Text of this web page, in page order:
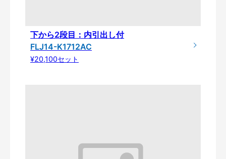
下から2段目：内引出し付
FLJ14-K1712AC
¥20,100セット